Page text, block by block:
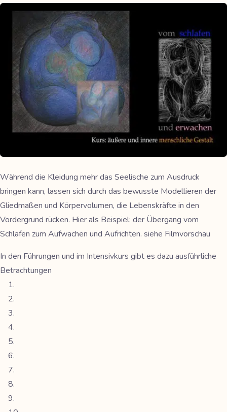
Während die Kleidung mehr das Seelische zum Ausdruck
bringen kann, lassen sich durch das bewusste Modellieren der
Gliedmaßen und Körpervolumen, die Lebenskräfte in den
Vordergrund rücken. Hier als Beispiel: der Übergang vom
Schlafen zum Aufwachen und Aufrichten. siehe Filmvorschau
In den Führungen und im Intensivkurs gibt es dazu ausführliche
Betrachtungen